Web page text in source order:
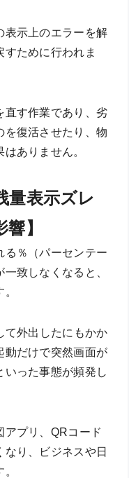
表示上のエラーを解
ために行われま
直す作業であり、劣
を復活させたり、物
ありません。
量表示ズレ
】
る％（パーセンテー
致しなくなると、
て外出したにもかか
動だけで突然画面が
いった事態が頻発し
アプリ、QRコード
り、ビジネスや日